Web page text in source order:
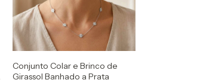
Conjunto Colar e Brinco de
Girassol Banhado a Prata